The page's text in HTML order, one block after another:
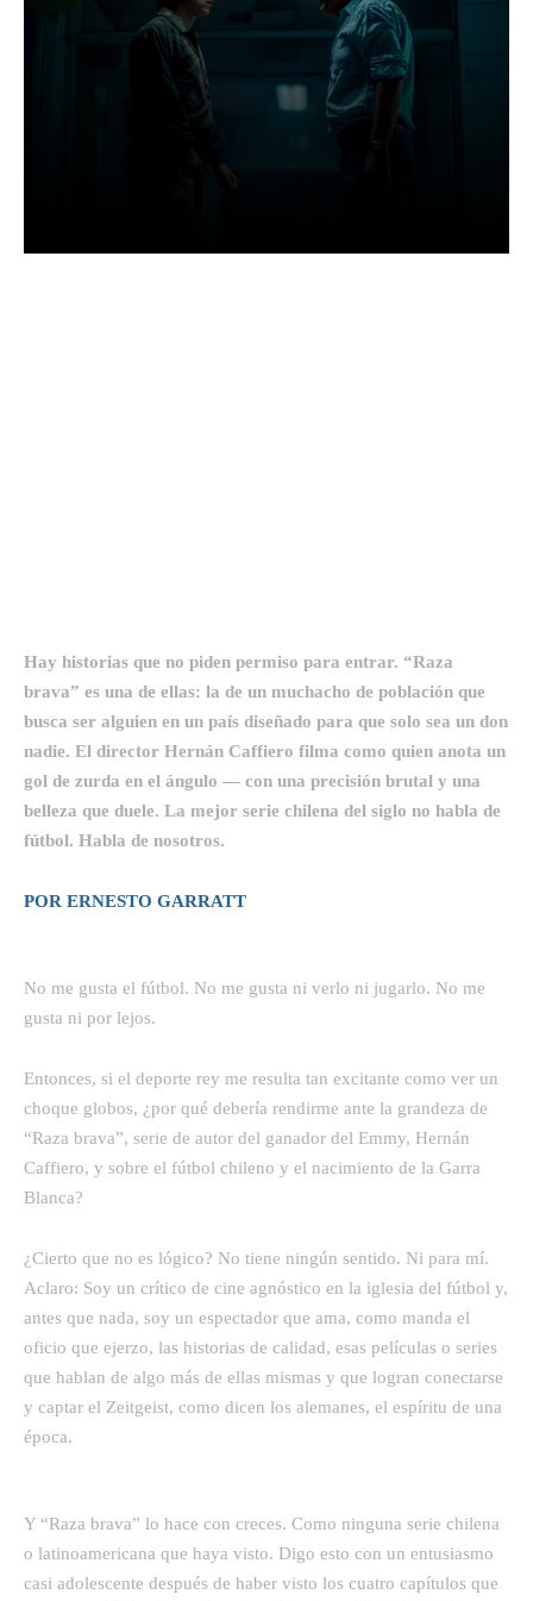
Hay historias que no piden permiso para entrar. “Raza
brava” es una de ellas: la de un muchacho de población que
busca ser alguien en un país diseñado para que solo sea un don
nadie. El director Hernán Caffiero filma como quien anota un
gol de zurda en el ángulo — con una precisión brutal y una
belleza que duele. La mejor serie chilena del siglo no habla de
fútbol. Habla de nosotros.
POR ERNESTO GARRATT
No me gusta el fútbol. No me gusta ni verlo ni jugarlo. No me
gusta ni por lejos.
Entonces, si el deporte rey me resulta tan excitante como ver un
choque globos, ¿por qué debería rendirme ante la grandeza de
“Raza brava”, serie de autor del ganador del Emmy, Hernán
Caffiero, y sobre el fútbol chileno y el nacimiento de la Garra
Blanca?
¿Cierto que no es lógico? No tiene ningún sentido. Ni para mí.
Aclaro: Soy un crítico de cine agnóstico en la iglesia del fútbol y,
antes que nada, soy un espectador que ama, como manda el
oficio que ejerzo, las historias de calidad, esas películas o series
que hablan de algo más de ellas mismas y que logran conectarse
y captar el Zeitgeist, como dicen los alemanes, el espíritu de una
época.
Y “Raza brava” lo hace con creces. Como ninguna serie chilena
o latinoamericana que haya visto. Digo esto con un entusiasmo
casi adolescente después de haber visto los cuatro capítulos que